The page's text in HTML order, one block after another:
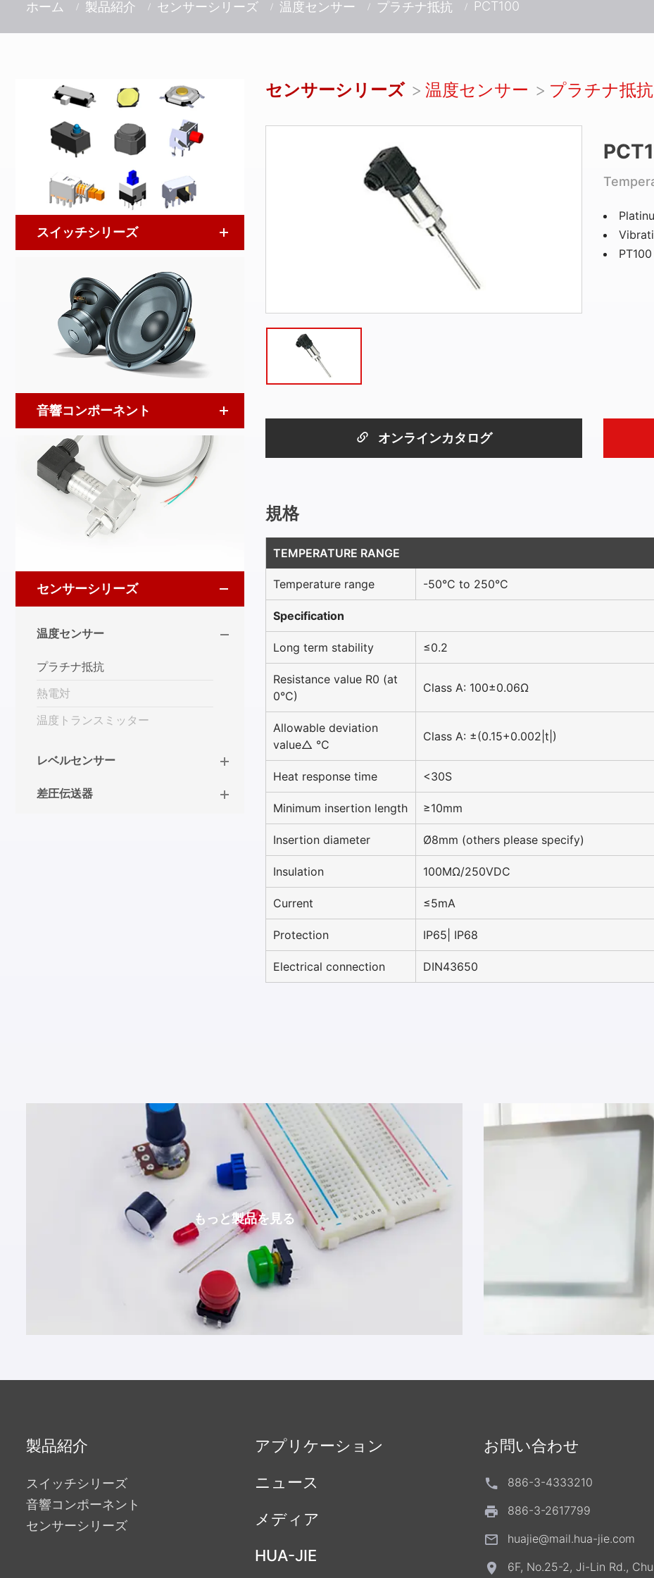
ホーム 製品紹介 センサーシリーズ 温度センサー プラチナ抵抗 PCT100
スイッチシリーズ
音響コンポーネント
センサーシリーズ
温度センサー
プラチナ抵抗
熱電対
温度トランスミッター
レベルセンサー
差圧伝送器
センサーシリーズ 温度センサー プラチナ抵抗
オンラインカタログ
規格
TEMPERATURE RANGE
Temperature range -50°C to 250°C
Specification
Long term stability ≤0.2
Resistance value R0 (at
0°C)
Class A: 100±0.06Ω
Allowable deviation
value△ °C
Class A: ±(0.15+0.002|t|)
Heat response time <30S
Minimum insertion length ≥10mm
Insertion diameter Ø8mm (others please specify)
Insulation 100MΩ/250VDC
Current ≤5mA
Protection IP65| IP68
Electrical connection DIN43650
もっと製品を見る
製品紹介
スイッチシリーズ
音響コンポーネント
センサーシリーズ
アプリケーション
ニュース
メディア
HUA-JIE
お問い合わせ
886-3-4333210
886-3-2617799
huajie@mail.hua-jie.com
6F, No.25-2, Ji-Lin Rd.,